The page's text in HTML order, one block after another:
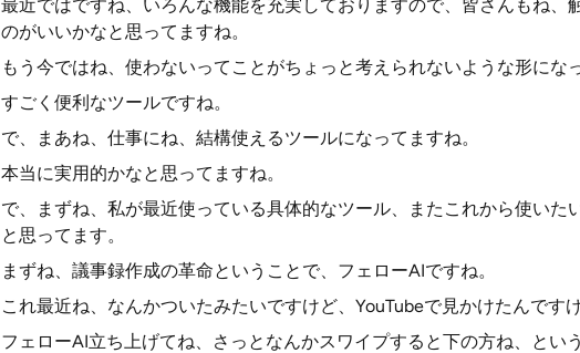
最近ではですね、いろんな機能を充実しておりますので、皆さんもね、
のがいいかなと思ってますね。
もう今ではね、使わないってことがちょっと考えられないような形にな
すごく便利なツールですね。
で、まあね、仕事にね、結構使えるツールになってますね。
本当に実用的かなと思ってますね。
で、まずね、私が最近使っている具体的なツール、またこれから使いた
と思ってます。
まずね、議事録作成の革命ということで、フェローAIですね。
これ最近ね、なんかついたみたいですけど、YouTubeで見かけたんですけ
フェローAI立ち上げてね、さっとなんかスワイプすると下の方ね、とい